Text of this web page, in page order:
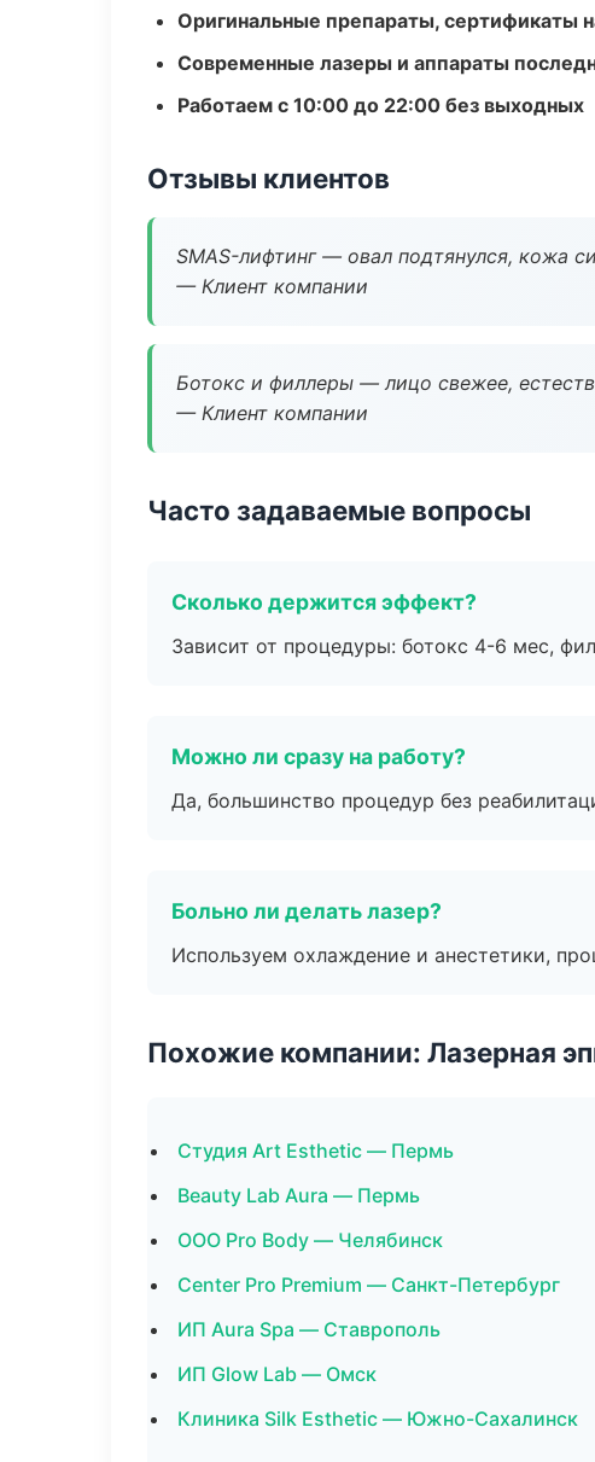
Оригинальные препараты, сертификаты
Современные лазеры и аппараты
Работаем с 10:00 до 22:00 без выходных
Отзывы клиентов
SMAS-лифтинг — овал подтянулся, кожа
— Клиент компании
Ботокс и филлеры — лицо свежее,
— Клиент компании
Часто задаваемые вопросы
Сколько держится эффект?
Зависит от процедуры: ботокс 4-6 мес,
Можно ли сразу на работу?
Да, большинство процедур без
Больно ли делать лазер?
Используем охлаждение и анестетики,
Похожие компании: Лазерная
Студия Art Esthetic — Пермь
Beauty Lab Aura — Пермь
ООО Pro Body — Челябинск
Center Pro Premium — Санкт-Петербург
ИП Aura Spa — Ставрополь
ИП Glow Lab — Омск
Клиника Silk Esthetic — Южно-Сахалинск